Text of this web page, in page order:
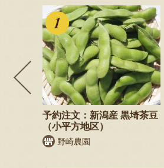
予約注文：新潟産 黒埼茶豆
（小平方地区）
野崎農園